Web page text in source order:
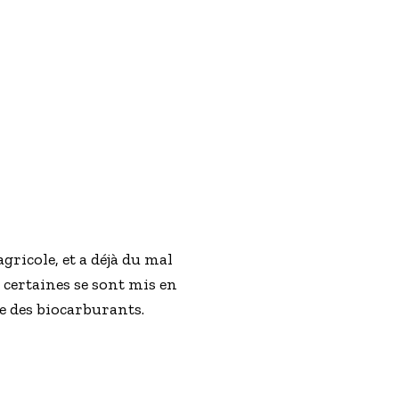
et a déjà du mal
se sont mis en
des biocarburants.